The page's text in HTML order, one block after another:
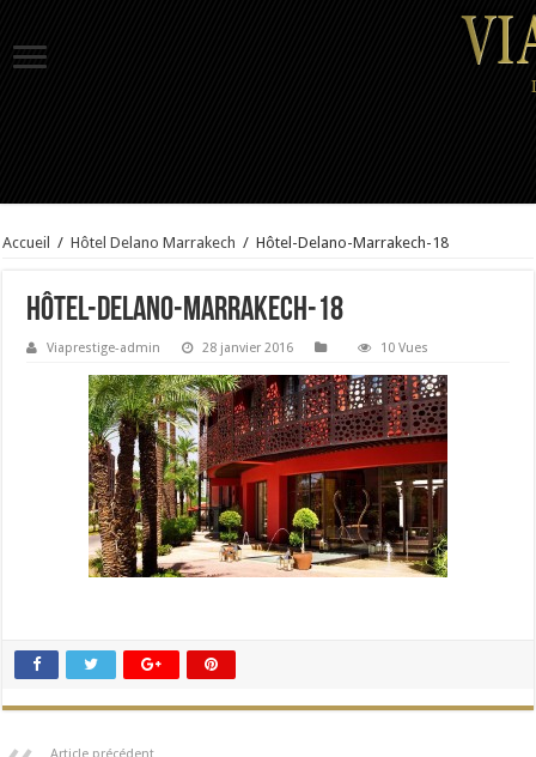
Accueil / Hôtel Delano Marrakech / Hôtel-Delano-Marrakech-18
Hôtel-Delano-Marrakech-18
Viaprestige-admin 28 janvier 2016 10 Vues